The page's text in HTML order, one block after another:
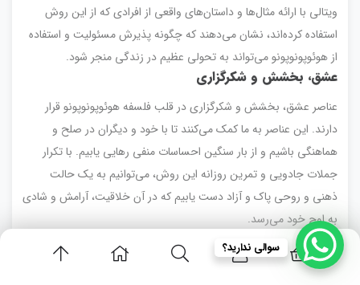
ویتالی با ارائه مثال‌ها و داستان‌های واقعی از افرادی که از این روش
استفاده کرده‌اند، نشان می‌دهند که چگونه پذیرش مسئولیت و استفاده
از هوئوپونوپونو می‌تواند به تحولی عظیم در زندگی منجر شود.
عشق، بخشش و شکرگزاری
عناصر عشق، بخشش و شکرگزاری در قلب فلسفه هوئوپونوپونو قرار
دارند. این عناصر به ما کمک می‌کنند تا با خود و دیگران در صلح و
هماهنگی باشیم و از بار سنگین احساسات منفی رهایی یابیم. با تکرار
جملات جادویی و تمرین روزانه این روش، می‌توانیم به یک حالت
ذهنی و روحی پاک و آزاد دست یابیم که در آن خلاقیت، آرامش و شادی
به اوج خود می‌رسد.
سفر به سوی حالت “صفر
حالت “صفر” حالتی است که در آن ذهن از هر گونه خاطره و فکر منفی
سوالی ندارید؟